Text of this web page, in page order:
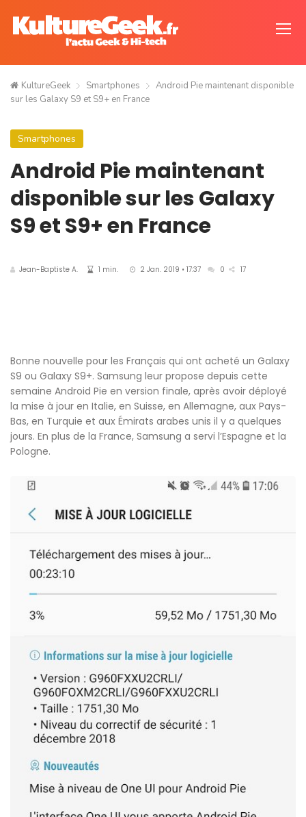
KultureGeek Smartphones
Android Pie maintenant disponible
sur les Galaxy S9 et S9+ en France
Smartphones
Android Pie maintenant
disponible sur les Galaxy
S9 et S9+ en France
Jean-Baptiste A. 1 min. 2 Jan. 2019 • 17:37 0 17
Bonne nouvelle pour les Français qui ont acheté un Galaxy
S9 ou Galaxy S9+. Samsung leur propose depuis cette
semaine Android Pie en version finale, après avoir déployé
la mise à jour en Italie, en Suisse, en Allemagne, aux Pays-
Bas, en Turquie et aux Émirats arabes unis il y a quelques
jours. En plus de la France, Samsung a servi l’Espagne et la
Pologne.